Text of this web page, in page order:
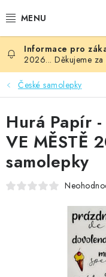
na
NOVINKY
HURÁ DÍLNA
VŠECHNO ZBOŽÍ
KNIHAŘSKÝ MATERIÁL
FOTORECENZE
MOJE OBJEDNÁVKA
2026... Děkujeme za
České samolepky
Hurá Papír
VE MĚSTĚ
samolepky